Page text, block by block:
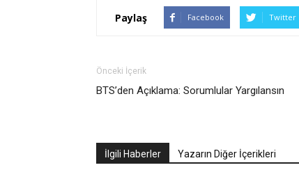
Paylaş Facebook Twitter
Önceki İçerik
BTS’den Açıklama: Sorumlular Yargılansın
İlgili Haberler Yazarın Diğer İçerikleri